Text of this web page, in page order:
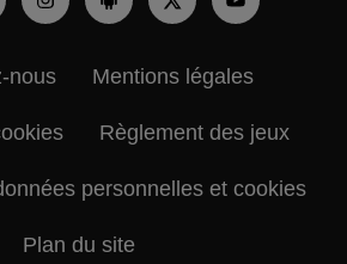
nous Mentions légales
Règlement des jeux
personnelles et cookies
Plan du site